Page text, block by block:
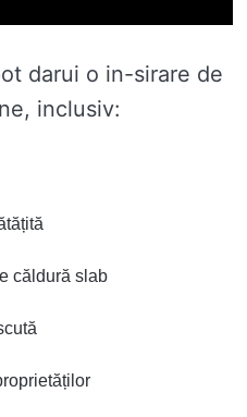
darui o in-sirare de
inclusiv:
căldură slab